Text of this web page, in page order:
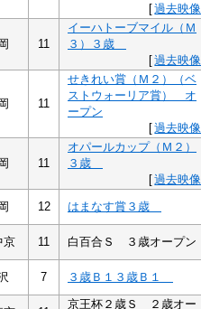
[過去映像
11
イーハトーブマイル（Ｍ
３）３歳
[過去映像
11
せきれい賞（Ｍ２）（ベ
ストウォーリア賞） オ
ープン
[過去映像
11
オパールカップ（Ｍ２）
３歳
[過去映像
12 はまなす賞３歳
京 11 白百合Ｓ ３歳オープン
7 ３歳Ｂ１３歳Ｂ１
京王杯２歳Ｓ ２歳オー